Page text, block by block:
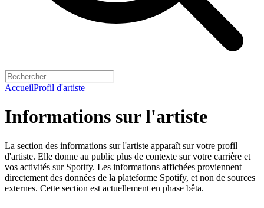
AccueilProfil d'artiste
Informations sur l'artiste
La section des informations sur l'artiste apparaît sur votre profil
d'artiste. Elle donne au public plus de contexte sur votre carrière et
vos activités sur Spotify. Les informations affichées proviennent
directement des données de la plateforme Spotify, et non de sources
externes. Cette section est actuellement en phase bêta.